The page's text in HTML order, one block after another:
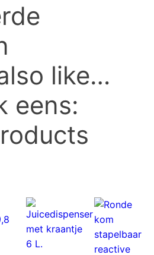
like…
eens: